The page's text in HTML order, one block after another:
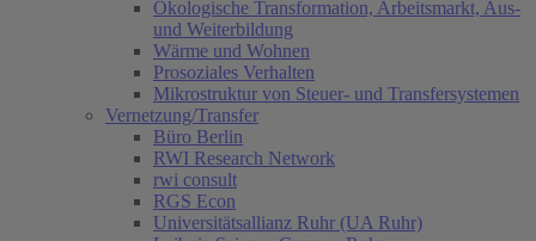
Ökologische Transformation, Arbeitsmarkt, Aus-
und Weiterbildung
Wärme und Wohnen
Prosoziales Verhalten
Mikrostruktur von Steuer- und Transfersystemen
Vernetzung/Transfer
Büro Berlin
RWI Research Network
rwi consult
RGS Econ
Universitätsallianz Ruhr (UA Ruhr)